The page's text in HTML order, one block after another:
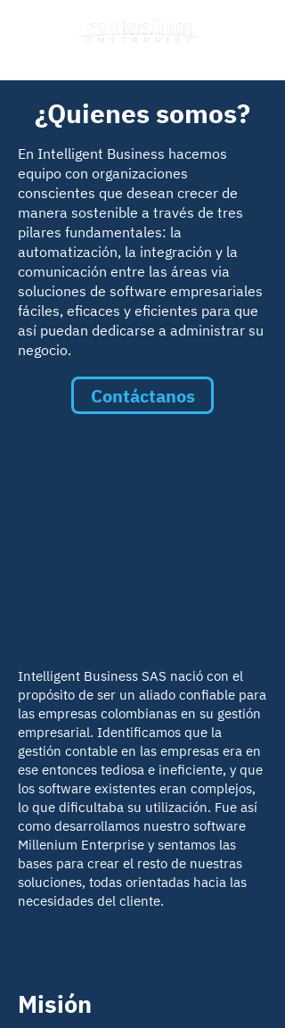
¿Quienes somos?
En Intelligent Business hacemos
equipo con organizaciones
conscientes que desean crecer de
manera sostenible a través de tres
pilares fundamentales: la
automatización, la integración y la
comunicación entre las áreas via
soluciones de software empresariales
fáciles, eficaces y eficientes para que
así puedan dedicarse a administrar su
negocio.
Contáctanos
Intelligent Business SAS nació con el
propósito de ser un aliado confiable para
las empresas colombianas en su gestión
empresarial. Identificamos que la
gestión contable en las empresas era en
ese entonces tediosa e ineficiente, y que
los software existentes eran complejos,
lo que dificultaba su utilización. Fue así
como desarrollamos nuestro software
Millenium Enterprise y sentamos las
bases para crear el resto de nuestras
soluciones, todas orientadas hacia las
necesidades del cliente.
Misión